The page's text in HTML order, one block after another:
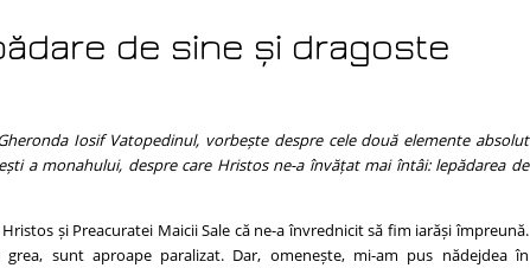
de sine și dragoste
Iosif Vatopedinul, vorbește despre cele două elemente absolut
a monahului, despre care Hristos ne-a învățat mai întâi: lepădarea de
și Preacuratei Maicii Sale că ne-a învrednicit să fim iarăși împreună.
sunt aproape paralizat. Dar, omenește, mi-am pus nădejdea în